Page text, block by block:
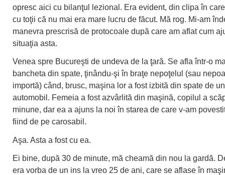
opresc aici cu bilanţul lezional. Era evident, din clipa în
cu toţii că nu mai era mare lucru de făcut. Mă rog. Mi-am
manevra prescrisă de protocoale după care am aflat cum
situaţia asta.
Venea spre Bucureşti de undeva de la ţară. Se afla într-o
bancheta din spate, ţinându-şi în braţe nepoţelul (sau
importă) când, brusc, maşina lor a fost izbită din spate de
automobil. Femeia a fost azvârlită din maşină, copilul a
minune, dar ea a ajuns la noi în starea de care v-am
fiind de pe carosabil.
Aşa. Asta a fost cu ea.
Ei bine, după 30 de minute, mă cheamă din nou la gardă.
era vorba de un ins la vreo 25 de ani, care se aflase în